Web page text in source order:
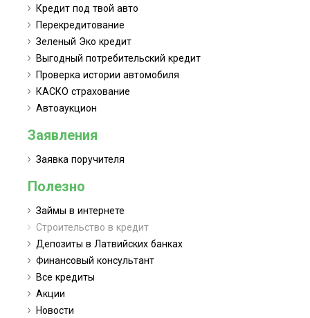
Кредит под твой авто
Перекредитование
Зеленый Эко кредит
Выгодный потребительский кредит
Проверка истории автомобиля
КАСКО страхование
Автоаукцион
Заявления
Заявка поручителя
Полезно
Займы в интернете
Строительство в кредит
Депозиты в Латвийских банках
Финансовый консультант
Все кредиты
Акции
Новости